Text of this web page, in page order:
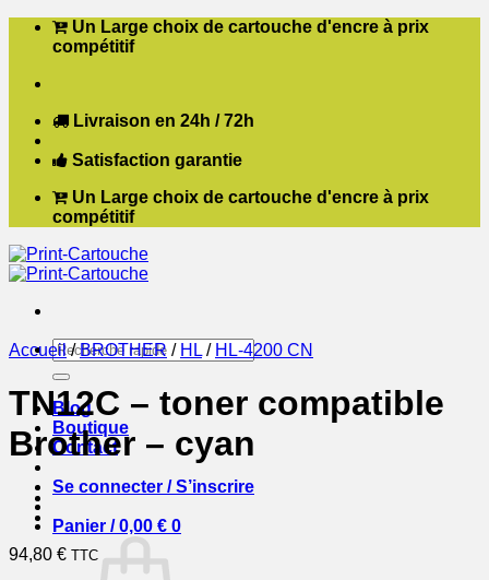
Passer Un Large choix de cartouche d'encre à prix
compétitif
Livraison en 24h / 72h
Satisfaction garantie
Un Large choix de cartouche d'encre à prix
compétitif
Recherche
pour :
Blog
Boutique
Contact
Se connecter / S’inscrire
Panier /0,00 € 0
Accueil / BROTHER / HL / HL-4200 CN
TN12C – toner compatible
Brother – cyan
94,80 € TTC